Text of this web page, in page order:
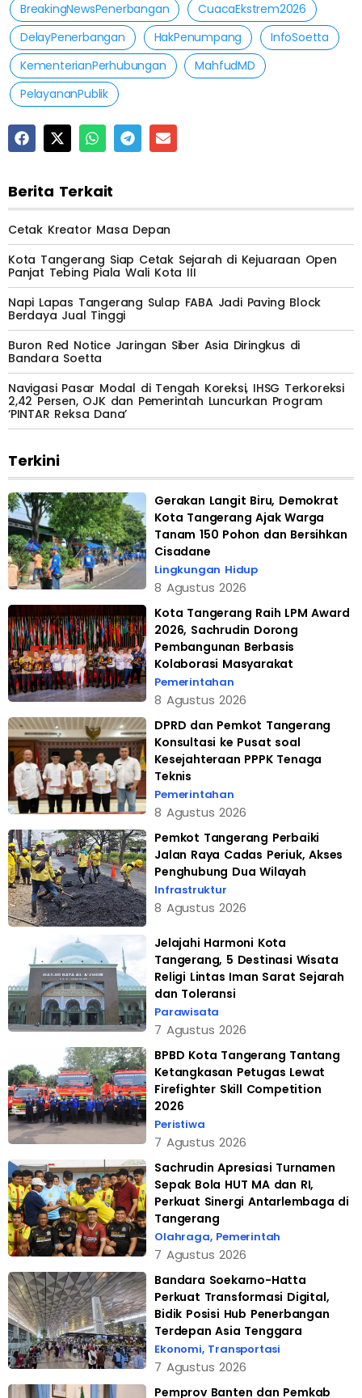
BreakingNewsPenerbangan
CuacaEkstrem2026
DelayPenerbangan
HakPenumpang
InfoSoetta
KementerianPerhubungan
MahfudMD
PelayananPublik
Berita Terkait
Cetak Kreator Masa Depan
Kota Tangerang Siap Cetak Sejarah di Kejuaraan Open
Panjat Tebing Piala Wali Kota III
Napi Lapas Tangerang Sulap FABA Jadi Paving Block
Berdaya Jual Tinggi
Buron Red Notice Jaringan Siber Asia Diringkus di
Bandara Soetta
Navigasi Pasar Modal di Tengah Koreksi, IHSG Terkoreksi
2,42 Persen, OJK dan Pemerintah Luncurkan Program
‘PINTAR Reksa Dana’
Terkini
Gerakan Langit Biru, Demokrat
Kota Tangerang Ajak Warga
Tanam 150 Pohon dan Bersihkan
Cisadane
Lingkungan Hidup
8 Agustus 2026
Kota Tangerang Raih LPM Award
2026, Sachrudin Dorong
Pembangunan Berbasis
Kolaborasi Masyarakat
Pemerintahan
8 Agustus 2026
DPRD dan Pemkot Tangerang
Konsultasi ke Pusat soal
Kesejahteraan PPPK Tenaga
Teknis
Pemerintahan
8 Agustus 2026
Pemkot Tangerang Perbaiki
Jalan Raya Cadas Periuk, Akses
Penghubung Dua Wilayah
Infrastruktur
8 Agustus 2026
Jelajahi Harmoni Kota
Tangerang, 5 Destinasi Wisata
Religi Lintas Iman Sarat Sejarah
dan Toleransi
Parawisata
7 Agustus 2026
BPBD Kota Tangerang Tantang
Ketangkasan Petugas Lewat
Firefighter Skill Competition
2026
Peristiwa
7 Agustus 2026
Sachrudin Apresiasi Turnamen
Sepak Bola HUT MA dan RI,
Perkuat Sinergi Antarlembaga di
Tangerang
Olahraga, Pemerintah
7 Agustus 2026
Bandara Soekarno-Hatta
Perkuat Transformasi Digital,
Bidik Posisi Hub Penerbangan
Terdepan Asia Tenggara
Ekonomi, Transportasi
7 Agustus 2026
Pemprov Banten dan Pemkab